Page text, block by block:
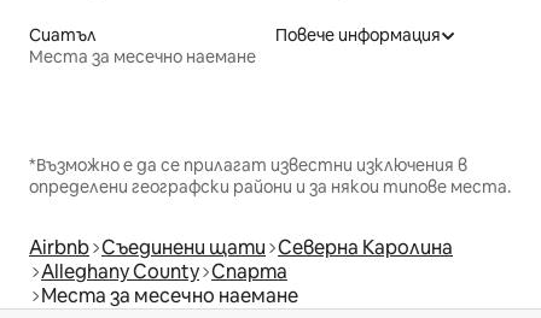
Сиатъл
Места за месечно наемане
Повече информация
*Възможно е да се прилагат известни изключения в
определени географски райони и за някои типове места.
Airbnb Съединени щати Северна Каролина
Alleghany County Спарта
Места за месечно наемане